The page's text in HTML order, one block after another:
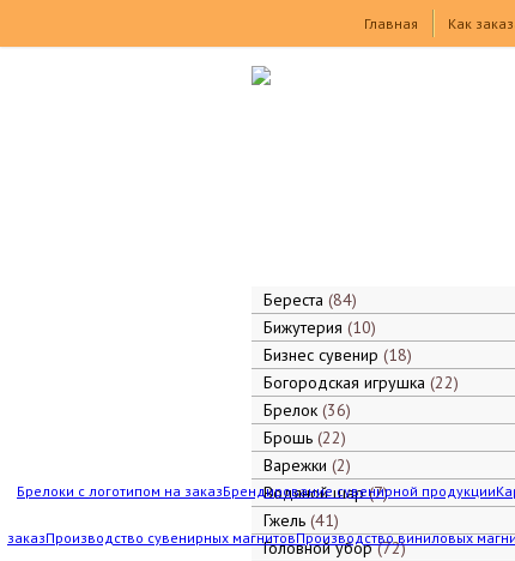
Главная
Как
Брелоки с логотипом на заказБрендирование сувенирной продукции
заказПроизводство сувенирных магнитовПроизводство виниловых
Береста 84
Бижутерия 10
Бизнес сувенир 18
Богородская игрушка 22
Брелок 36
Брошь 22
Варежки 2
Водяной шар 7
Гжель 41
Головной убор 72